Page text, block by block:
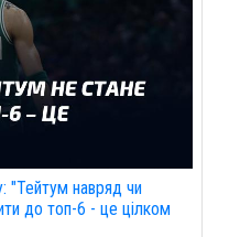
"Тейтум навряд чи
до топ-6 - це цілком